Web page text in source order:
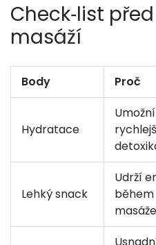
Check‑list
masáží
Body Proč
Hydratace
Umožní
Lehký snack
Udrží
během
masáže